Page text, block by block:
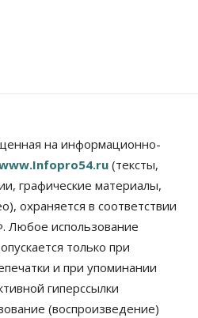
тест: эксперт
пояснил кому можно
заявили в центры
вакансий
на информационно-
(тексты,
графические материалы,
охраняется в соответствии
Любое использование
только при
и при упоминании
гиперссылки
(воспроизведение)